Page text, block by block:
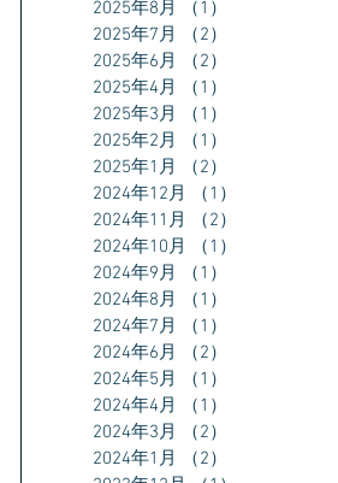
2025年8月
（1）
2025年7月
（2）
2025年6月
（2）
2025年4月
（1）
2025年3月
（1）
2025年2月
（1）
2025年1月
（2）
2024年12月
（1）
2024年11月
（2）
2024年10月
（1）
2024年9月
（1）
2024年8月
（1）
2024年7月
（1）
2024年6月
（2）
2024年5月
（1）
2024年4月
（1）
2024年3月
（2）
2024年1月
（2）